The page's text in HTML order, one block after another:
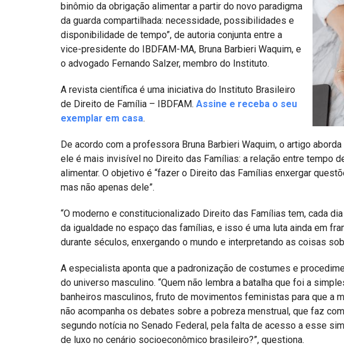
Encontre um Escritório
IBDFAM Educacional
Acessibilidade
binômio da obrigação alimentar a partir do novo paradigma
da guarda compartilhada: necessidade, possibilidades e
disponibilidade de tempo”, de autoria conjunta entre a
vice-presidente do IBDFAM-MA, Bruna Barbieri Waquim, e
o advogado Fernando Salzer, membro do Instituto.
A revista científica é uma iniciativa do Instituto Brasileiro
de Direito de Família – IBDFAM. Assine e receba o seu
exemplar em casa.
De acordo com a professora Bruna Barbieri Waquim, o artigo
ele é mais invisível no Direito das Famílias: a relação entre tempo
alimentar. O objetivo é “fazer o Direito das Famílias enxergar
mas não apenas dele”.
“O moderno e constitucionalizado Direito das Famílias tem, cada
da igualdade no espaço das famílias, e isso é uma luta ainda em
durante séculos, enxergando o mundo e interpretando as coisas
A especialista aponta que a padronização de costumes e
do universo masculino. “Quem não lembra a batalha que foi a
banheiros masculinos, fruto de movimentos feministas para que a
não acompanha os debates sobre a pobreza menstrual, que faz
segundo notícia no Senado Federal, pela falta de acesso a esse
de luxo no cenário socioeconômico brasileiro?”, questiona.